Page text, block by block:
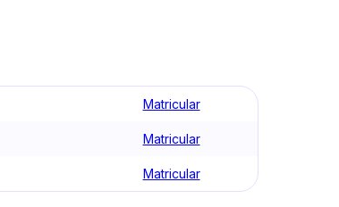
Matricular
Matricular
Matricular